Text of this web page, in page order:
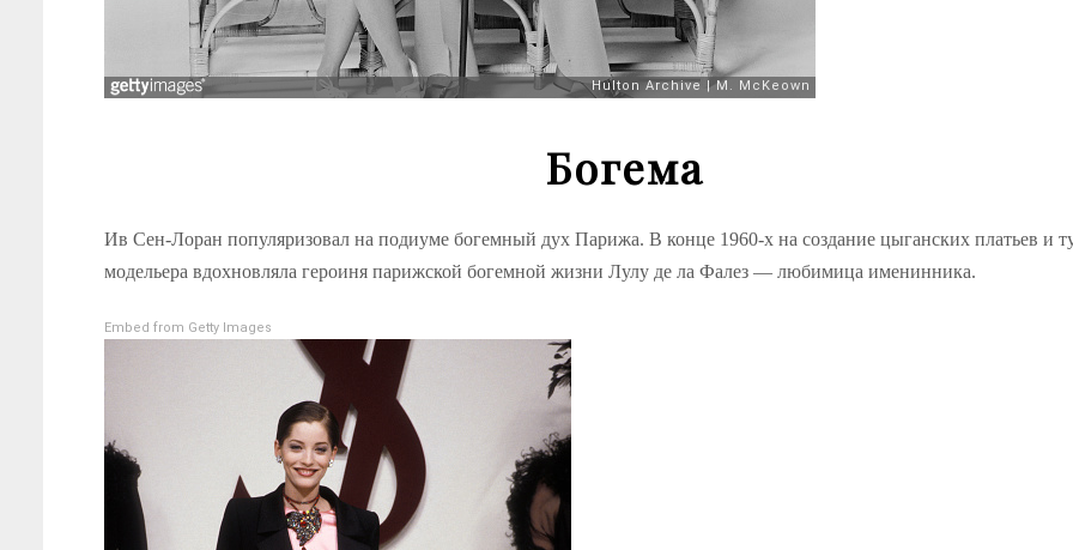
Богема
Ив Сен-Лоран популяризовал на подиуме богемный дух Парижа. В конце 1960-х на создание цыганских платьев и
модельера вдохновляла героиня парижской богемной жизни Лулу де ла Фалез — любимица именинника.
Embed from Getty Images